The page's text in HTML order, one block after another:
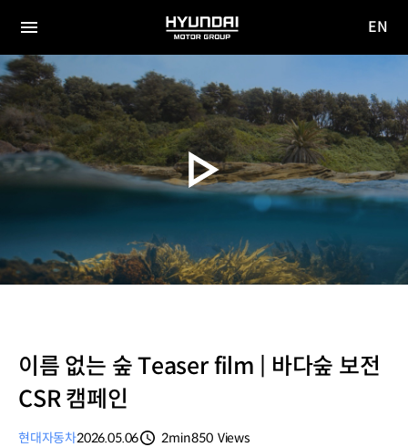
전체
메뉴
HYUNDAI
MOTOR
GROUP
EN
이름 없는 숲 Teaser film | 바다숲 보전
CSR 캠페인
현대자동차2026.05.06
2min850 Views